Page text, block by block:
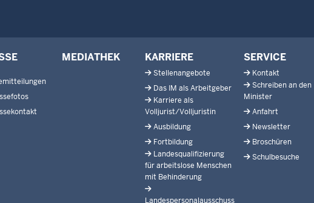
MEDIATHEK KARRIERE
Stellenangebote
Das IM als Arbeitgeber
Karriere als
Volljurist/Volljuristin
Ausbildung
Fortbildung
Landesqualifizierung
für arbeitslose Menschen
mit Behinderung
Landespersonalausschuss
SERVICE
Kontakt
Schreiben an den
Minister
Anfahrt
Newsletter
Broschüren
Schulbesuche